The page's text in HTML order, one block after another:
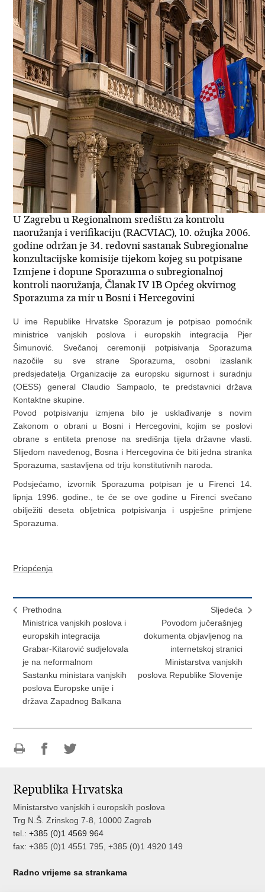
U Zagrebu u Regionalnom središtu za kontrolu
naoružanja i verifikaciju (RACVIAC), 10. ožujka 2006.
godine održan je 34. redovni sastanak Subregionalne
konzultacijske komisije tijekom kojeg su potpisane
Izmjene i dopune Sporazuma o subregionalnoj
kontroli naoružanja, Članak IV 1B Općeg okvirnog
Sporazuma za mir u Bosni i Hercegovini
U ime Republike Hrvatske Sporazum je potpisao pomoćnik
ministrice vanjskih poslova i europskih integracija Pjer
Šimunović. Svečanoj ceremoniji potpisivanja Sporazuma
nazočile su sve strane Sporazuma, osobni izaslanik
predsjedatelja Organizacije za europsku sigurnost i suradnju
(OESS) general Claudio Sampaolo, te predstavnici država
Kontaktne skupine.
Povod potpisivanju izmjena bilo je usklađivanje s novim
Zakonom o obrani u Bosni i Hercegovini, kojim se poslovi
obrane s entiteta prenose na središnja tijela državne vlasti.
Slijedom navedenog, Bosna i Hercegovina će biti jedna stranka
Sporazuma, sastavljena od triju konstitutivnih naroda.
Podsjećamo, izvornik Sporazuma potpisan je u Firenci 14.
lipnja 1996. godine., te će se ove godine u Firenci svečano
obilježiti deseta obljetnica potpisivanja i uspješne primjene
Sporazuma.
Priopćenja
Prethodna
Ministrica vanjskih poslova i
europskih integracija
Grabar-Kitarović sudjelovala
je na neformalnom
Sastanku ministara vanjskih
poslova Europske unije i
država Zapadnog Balkana
Sljedeća
Povodom jučerašnjeg
dokumenta objavljenog na
internetskoj stranici
Ministarstva vanjskih
poslova Republike Slovenije
Facebooku
Twitteru
Republika Hrvatska
Ministarstvo vanjskih i europskih poslova
Trg N.Š. Zrinskog 7-8, 10000 Zagreb
tel.:+385 (0)1 4569 964
fax: +385 (0)1 4551 795, +385 (0)1 4920 149
Radno vrijeme sa strankama